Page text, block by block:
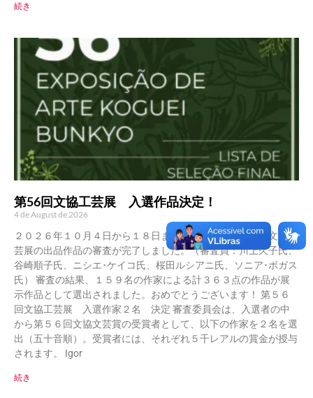
続き
第56回文協工芸展 入選作品決定！
4 de August de 2026
２０２６年１０月４日から１８日まで開催される第５６回文協工
芸展の出品作品の審査が完了しました。（審査員：川上久子氏、
谷崎順子氏、ニシエ･ケイコ氏、桜田ルシアニ氏、ソニア･ボガス
氏） 審査の結果、１５９名の作家による計３６３点の作品が展
示作品として選出されました。おめでとうございます！ 第５６
回文協工芸展 入選作家２名 決定 審査委員会は、入選者の中
から第５６回文協文芸賞の受賞者として、以下の作家を２名を選
出（五十音順）。受賞者には、それぞれ５千レアルの賞金が授与
されます。 Igor
続き